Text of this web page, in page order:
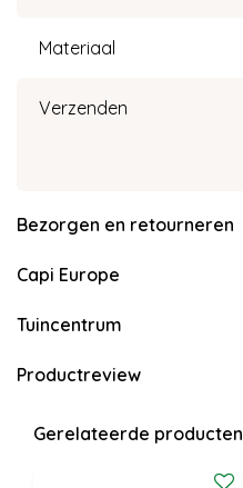
Materiaal
Verzenden
Bezorgen en retourneren
Capi Europe
Tuincentrum
Productreview
Gerelateerde producten